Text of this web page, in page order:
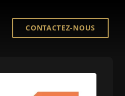
CONTACTEZ-NOUS